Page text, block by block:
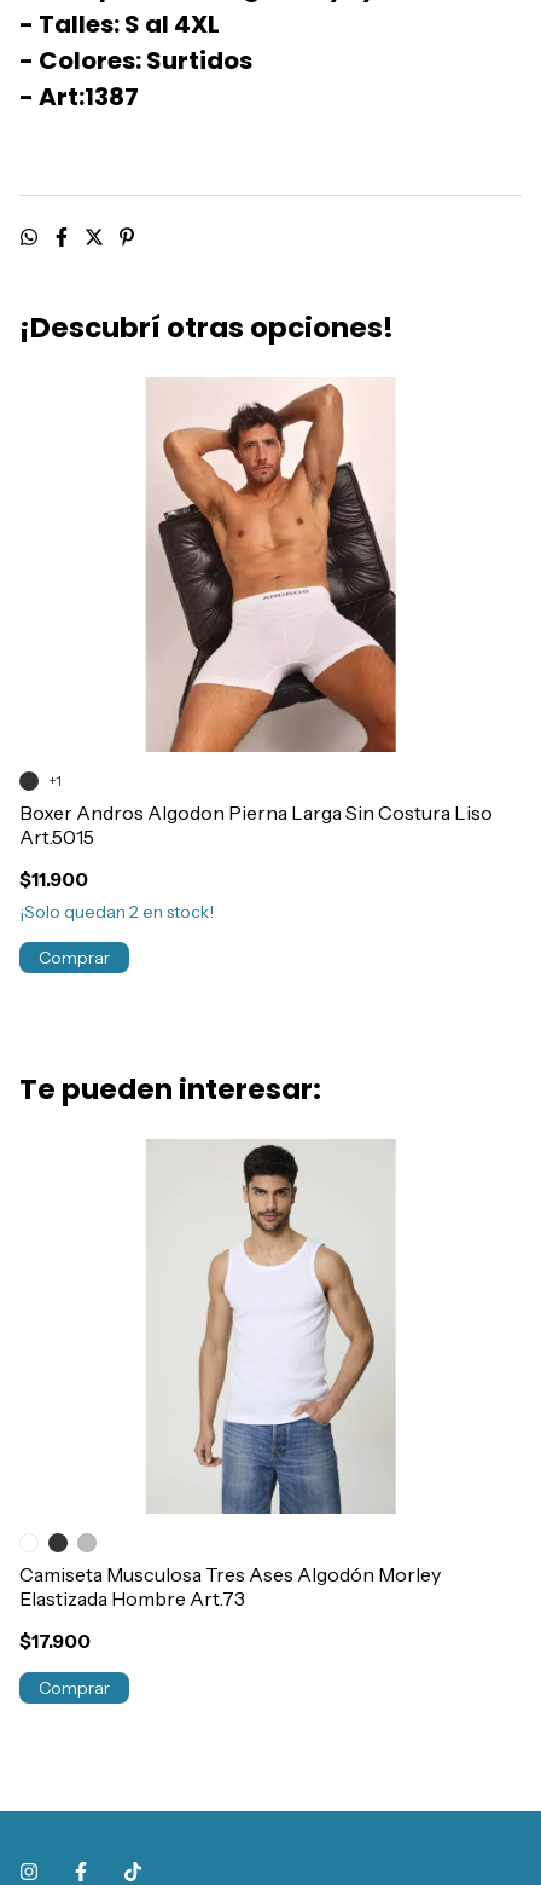
- Talles: S al 4XL
- Colores: Surtidos
- Art:1387
¡Descubrí otras opciones!
Boxer Andros Algodon Pierna Larga Sin Costura Liso
Art.5015
$11.900
¡Solo quedan 2en stock!
+1
Comprar
Te pueden interesar:
Camiseta Musculosa Tres Ases Algodón Morley
Elastizada Hombre Art.73
$17.900
Comprar